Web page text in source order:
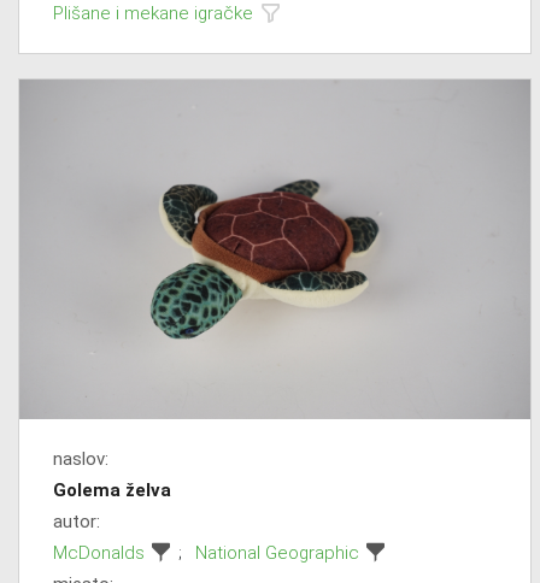
Plišane i mekane igračke
naslov:
Golema želva
autor:
McDonalds
;
National Geographic